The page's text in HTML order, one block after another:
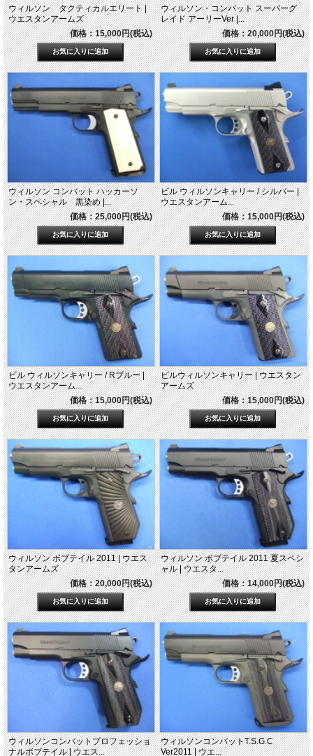
ウィルソン タクティカルエリート |
ウエスタンアームズ
価格：15,000円(税込)
ウィルソン・コンバット スーパーグ
レイド アーリーVer |...
価格：20,000円(税込)
ウィルソン コンバット ハッカーソ
ン・スペシャル 黒染め |...
価格：25,000円(税込)
ビル ウィルソンキャリー / シルバー |
ウエスタンアーム...
価格：15,000円(税込)
ビル ウィルソンキャリー / Rブルー |
ウエスタンアーム...
価格：15,000円(税込)
ビルウィルソンキャリー | ウエスタン
アームズ
価格：15,000円(税込)
ウィルソン ボブテイル 2011 | ウエス
タンアームズ
価格：20,000円(税込)
ウィルソン ボブテイル 2011 夏スペシ
ャル | ウエスタ...
価格：14,000円(税込)
ウィルソンコンバットプロフェッショ
ナルボブテイル | ウエス...
ウィルソンコンバットT.S.G.C
Ver2011 | ウエ...